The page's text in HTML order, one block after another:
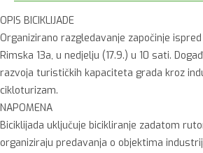
OPIS BICIKLIJADE
Organizirano razgledavanje započinje
Rimska 13a, u nedjelju (17.9.) u 10 sati.
razvoja turističkih kapaciteta grada kroz
cikloturizam.
NAPOMENA
Biciklijada uključuje bicikliranje zadatom
organiziraju predavanja o objektima